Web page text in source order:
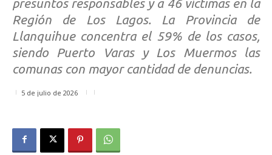
Región de Los Lagos. La Provincia de
Llanquihue concentra el 59% de los casos,
siendo Puerto Varas y Los Muermos las
comunas con mayor cantidad de denuncias.
5 de julio de 2026